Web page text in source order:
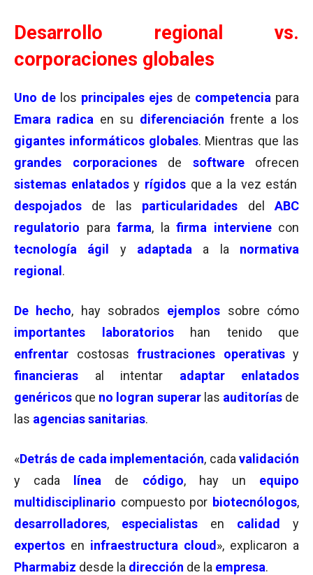
Desarrollo regional vs.
corporaciones globales
Uno de los principales ejes de competencia para
Emara radica en su diferenciación frente a los
gigantes informáticos globales. Mientras que las
grandes corporaciones
de software
ofrecen
sistemas enlatados y rígidos que a la vez están
despojados
de las particularidades delABC
regulatorio para farma, la firma interviene con
tecnología ágil
y adaptada a la normativa
regional .
De hecho, hay sobrados ejemplos sobre cómo
importantes laboratorioshan tenido que
enfrentar
costosas frustraciones operativas y
financieras
al intentar adaptar
enlatados
genéricos que no logran superarlas auditorías de
las agencias sanitarias.
«Detrás de cada implementación, cadavalidación
y cada
línea de código, hay un equipo
multidisciplinario compuesto por biotecnólogos,
desarrolladores, especialistas en calidad
y
expertos en infraestructura cloud », explicaron a
Pharmabiz desde la dirección de la empresa.